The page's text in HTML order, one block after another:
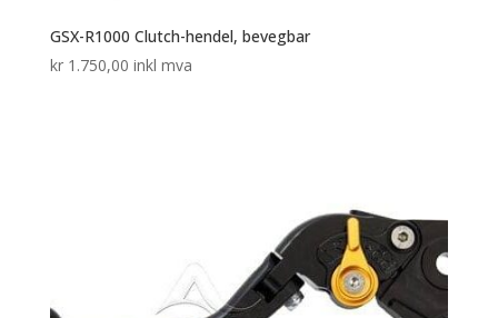
GSX-R1000 Clutch-hendel, bevegbar
kr1.750,00 inkl mva